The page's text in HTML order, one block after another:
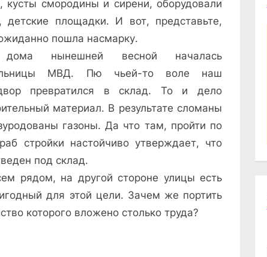
кусты смородины и сирени, оборудовали
детские площадки. И вот, представьте,
пошла насмарку.
нынешней весной началась
МВД. Пю чьей-то воле наш
двор превратился в склад. То и дело
материал. В результате сломаны
газоны. Да что там, пройти по
стройки настойчиво утверждает, что
под склад.
рядом, на другой стороне улицы есть
для этой цели. Зачем же портить
которого вложено столько труда?